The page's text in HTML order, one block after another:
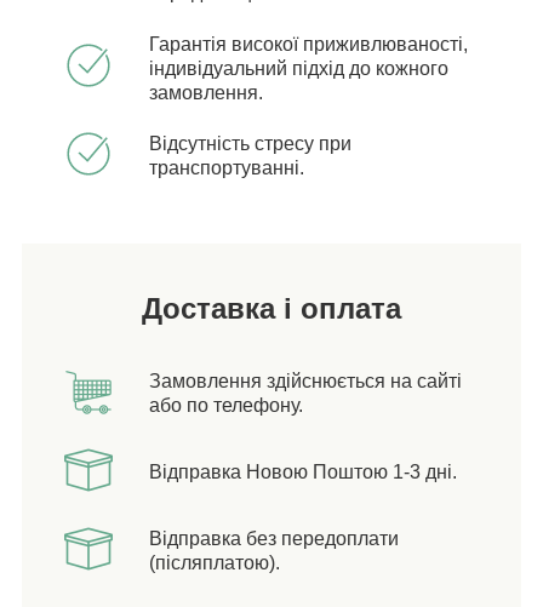
Гарантія високої приживлюваності,
індивідуальний підхід до кожного
замовлення.
Відсутність стресу при
транспортуванні.
Доставка і оплата
Замовлення здійснюється на сайті
або по телефону.
Відправка Новою Поштою 1-3 дні.
Відправка без передоплати
(післяплатою).